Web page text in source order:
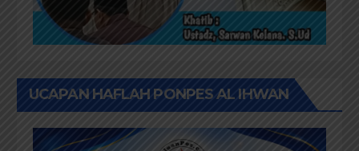
UCAPAN HAFLAH PONPES AL IHWAN